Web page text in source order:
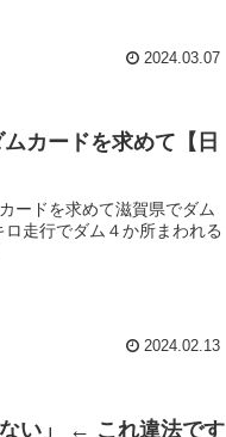
2024.03.07
カードを求めて【日
ードを求めて滋賀県でダム
走行でダム４か所まわれる
2024.02.13
ない」 ← これ違法です